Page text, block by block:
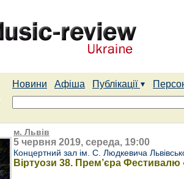
Новини Афіша Публікації
м. Львів
5 червня 2019, середа, 19:00
Концертний зал ім. С. Людкевича
Віртуози 38. Прем’єра Фестивалю